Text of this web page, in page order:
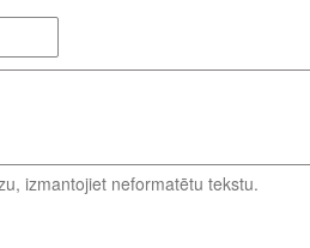
izmantojiet neformatētu tekstu.